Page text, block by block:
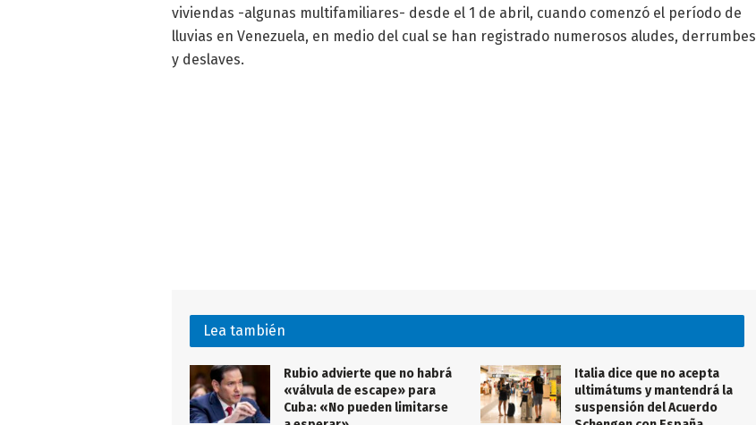
viviendas -algunas multifamiliares- desde el 1 de abril, cuando comenzó el período de
lluvias en Venezuela, en medio del cual se han registrado numerosos aludes, derrumbes
y deslaves.
Lea también
Rubio advierte que no habrá
«válvula de escape» para
Cuba: «No pueden limitarse
Italia dice que no acepta
ultimátums y mantendrá la
suspensión del Acuerdo